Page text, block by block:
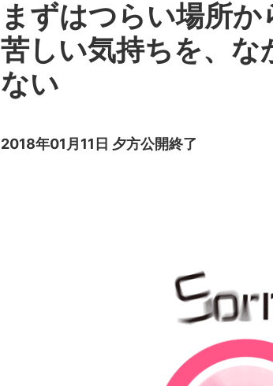
まずはつらい場所
苦しい気持ちを、な
ない
2018年01月11日 夕方公開終了